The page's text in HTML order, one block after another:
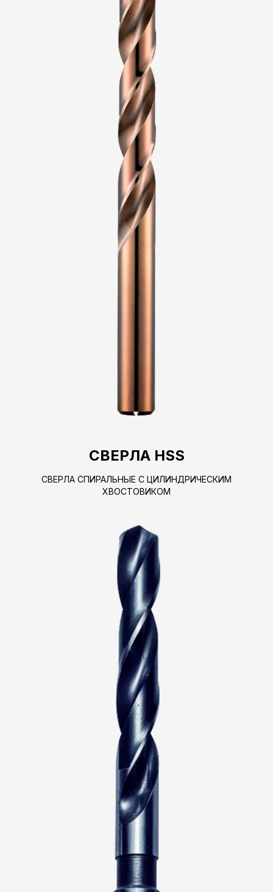
СВЕРЛА HSS
СВЕРЛА СПИРАЛЬНЫЕ С ЦИЛИНДРИЧЕСКИМ
ХВОСТОВИКОМ